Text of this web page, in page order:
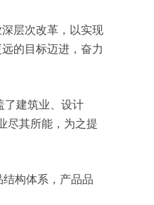
层次改革，以实现
的目标迈进，奋力
了建筑业、设计
尽其所能，为之提
构体系，产品品